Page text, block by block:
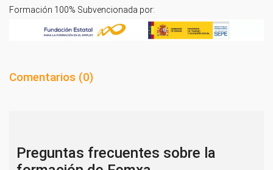
Formación 100% Subvencionada por:
Comentarios (0)
Preguntas frecuentes sobre la